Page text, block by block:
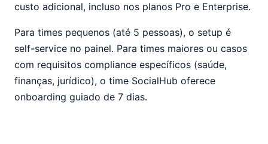
custo adicional, incluso nos planos Pro e Enterprise.
Para times pequenos (até 5 pessoas), o setup é
self-service no painel. Para times maiores ou casos
com requisitos compliance específicos (saúde,
finanças, jurídico), o time SocialHub oferece
onboarding guiado de 7 dias.